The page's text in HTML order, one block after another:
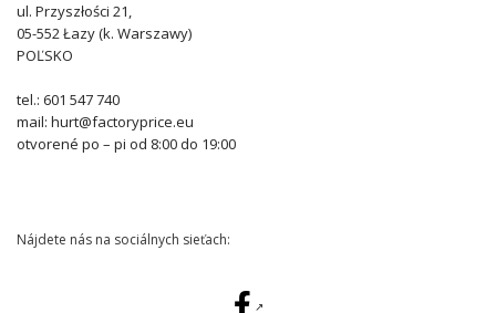
ul. Przyszłości 21,
05-552 Łazy (k. Warszawy)
POĽSKO
tel.: 601 547 740
mail: hurt@factoryprice.eu
otvorené po – pi od 8:00 do 19:00
Nájdete nás na sociálnych sieťach: